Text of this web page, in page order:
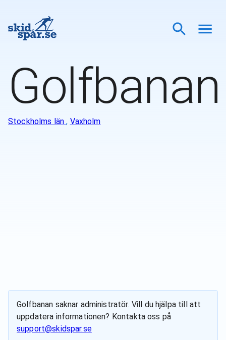
Golfbanan
Stockholms län, Vaxholm
Golfbanan saknar administratör. Vill du hjälpa till att
uppdatera informationen? Kontakta oss på
support@skidspar.se